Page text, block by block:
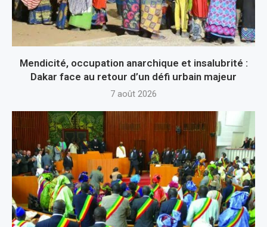
Mendicité, occupation anarchique et insalubrité :
Dakar face au retour d’un défi urbain majeur
7 août 2026